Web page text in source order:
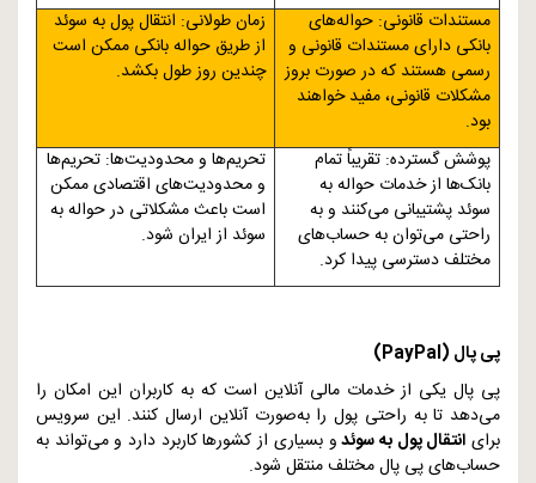
مستندات قانونی: حواله‌های
بانکی دارای مستندات قانونی و
رسمی هستند که در صورت بروز
مشکلات قانونی، مفید خواهند
بود.
زمان طولانی: انتقال پول به سوئد
از طریق حواله بانکی ممکن است
چندین روز طول بکشد.
پوشش گسترده: تقریباً تمام
بانک‌ها از خدمات حواله به
سوئد پشتیبانی می‌کنند و به
راحتی می‌توان به حساب‌های
مختلف دسترسی پیدا کرد.
تحریم‌ها و محدودیت‌ها: تحریم‌ها
و محدودیت‌های اقتصادی ممکن
است باعث مشکلاتی در حواله به
سوئد از ایران شود.
پی پال (PayPal
)
پی پال یکی از خدمات مالی آنلاین است که به کاربران این امکان را
می‌دهد تا به راحتی پول را به‌صورت آنلاین ارسال کنند. این سرویس
برای انتقال پول به سوئدو بسیاری از کشورها کاربرد دارد و می‌تواند به
حساب‌های پی پال مختلف منتقل شود.